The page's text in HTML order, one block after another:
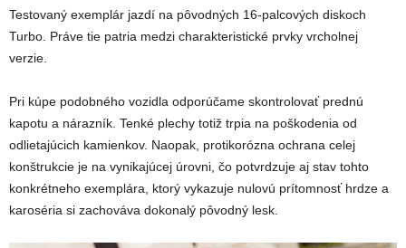
Testovaný exemplár jazdí na pôvodných 16-palcových diskoch
Turbo. Práve tie patria medzi charakteristické prvky vrcholnej
verzie.
Pri kúpe podobného vozidla odporúčame skontrolovať prednú
kapotu a nárazník. Tenké plechy totiž trpia na poškodenia od
odlietajúcich kamienkov. Naopak, protikorózna ochrana celej
konštrukcie je na vynikajúcej úrovni, čo potvrdzuje aj stav tohto
konkrétneho exemplára, ktorý vykazuje nulovú prítomnosť hrdze a
karoséria si zachováva dokonalý pôvodný lesk.